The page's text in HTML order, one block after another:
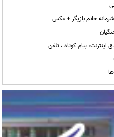
خانم بازیگر + عکس
اینترنت، پیام کوتاه ، تلفن